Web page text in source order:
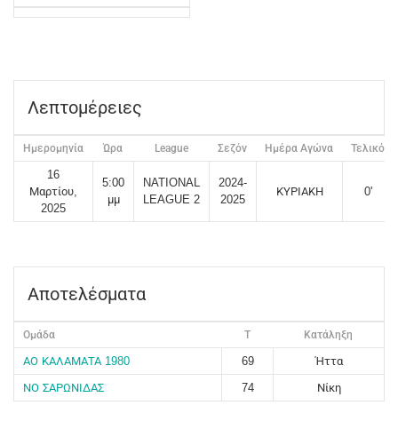
Λεπτομέρειες
Ημερομηνία Ώρα League Σεζόν Ημέρα Αγώνα Τελικό
16
Μαρτίου,
2025
5:00
μμ
NATIONAL
LEAGUE 2
2024-
2025
ΚΥΡΙΑΚΗ 0'
Αποτελέσματα
Ομάδα T Κατάληξη
ΑΟ ΚΑΛΑΜΑΤΑ 1980 69
Ήττα
ΝΟ ΣΑΡΩΝΙΔΑΣ
74 Νίκη